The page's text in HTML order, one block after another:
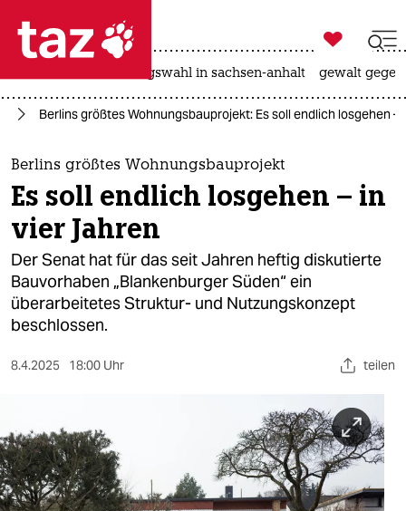
 taz zahl ich
taz zahl ich
themen
politik
öko
gesellschaft
kultur
sport
nord
wahrheit

taz zahl ich
landtagswahl in sachsen-anhalt gewalt
Berlins größtes Wohnungsbauprojekt: Es soll endlich losgehen –
Berlins größtes Wohnungsbauprojekt
Es soll endlich losgehen – in
vier Jahren
Der Senat hat für das seit Jahren heftig diskutierte
Bauvorhaben „Blankenburger Süden“ ein
überarbeitetes Struktur- und Nutzungskonzept
beschlossen.
8.4.2025 18:00 Uhr teilen